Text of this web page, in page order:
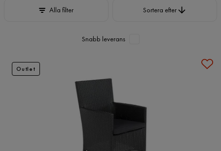
Alla filter Sortera efter
Snabb leverans
Outlet